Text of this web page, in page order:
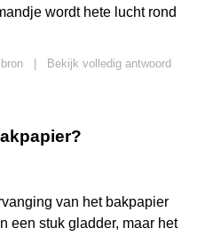
wordt hete lucht rond
Bekijk volledig antwoord
van het bakpapier
een stuk gladder, maar het